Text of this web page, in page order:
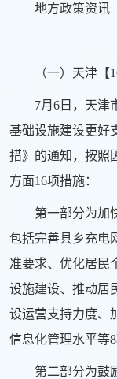
地方政策资讯
（一）天津【
7月6日，天津
基础设施建设更好
措》的通知，按照
方面16项措施：
第一部分为加
包括完善县乡充电
准要求、优化居民
设施建设、推动居
设运营支持力度、
信息化管理水平等8
第二部分为鼓